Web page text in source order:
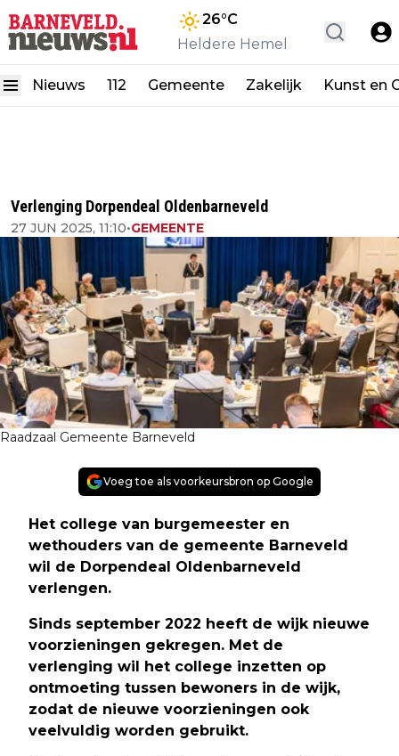
26°C
Heldere Hemel
Nieuws 112 Gemeente Zakelijk Kunst en
Verlenging Dorpendeal Oldenbarneveld
27 JUN 2025, 11:10•GEMEENTE
Raadzaal Gemeente Barneveld
Voeg toe als voorkeursbron op Google
Het college van burgemeester en
wethouders van de gemeente Barneveld
wil de Dorpendeal Oldenbarneveld
verlengen.
Sinds september 2022 heeft de wijk nieuwe
voorzieningen gekregen. Met de
verlenging wil het college inzetten op
ontmoeting tussen bewoners in de wijk,
zodat de nieuwe voorzieningen ook
veelvuldig worden gebruikt.